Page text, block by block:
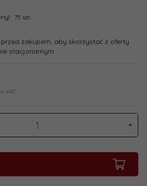
75 szt.
zakupem, aby skorzystać z oferty
stacjonarnym
VAT